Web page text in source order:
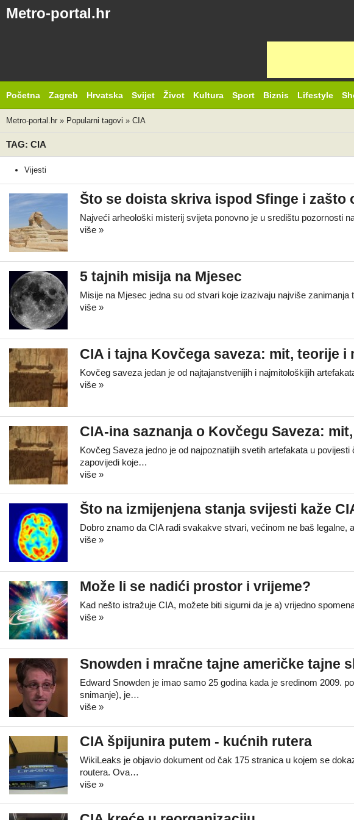
Metro-portal.hr
Početna Zagreb Hrvatska Svijet Život Kultura Sport Biznis Lifestyle
Metro-portal.hr » Popularni tagovi » CIA
TAG: CIA
Vijesti
Što se doista skriva ispod Sfinge i
Najveći arheološki misterij svijeta ponovno je u središtu pozornosti
više »
5 tajnih misija na Mjesec
Misije na Mjesec jedna su od stvari koje izazivaju najviše
više »
CIA i tajna Kovčega saveza: mit, teorije i
Kovčeg saveza jedan je od najtajanstvenijih i najmitološkijih
više »
CIA-ina saznanja o Kovčegu Saveza:
Kovčeg Saveza jedno je od najpoznatijih svetih artefakata u
zapovijedi koje…
više »
Što na izmijenjena stanja svijesti kaže
Dobro znamo da CIA radi svakakve stvari, većinom ne baš
više »
Može li se nadići prostor i vrijeme?
Kad nešto istražuje CIA, možete biti sigurni da je a) vrijedno
više »
Snowden i mračne tajne američke tajne
Edward Snowden je imao samo 25 godina kada je sredinom 2009.
snimanje), je…
više »
CIA špijunira putem - kućnih rutera
WikiLeaks je objavio dokument od čak 175 stranica u kojem se
routera. Ova…
više »